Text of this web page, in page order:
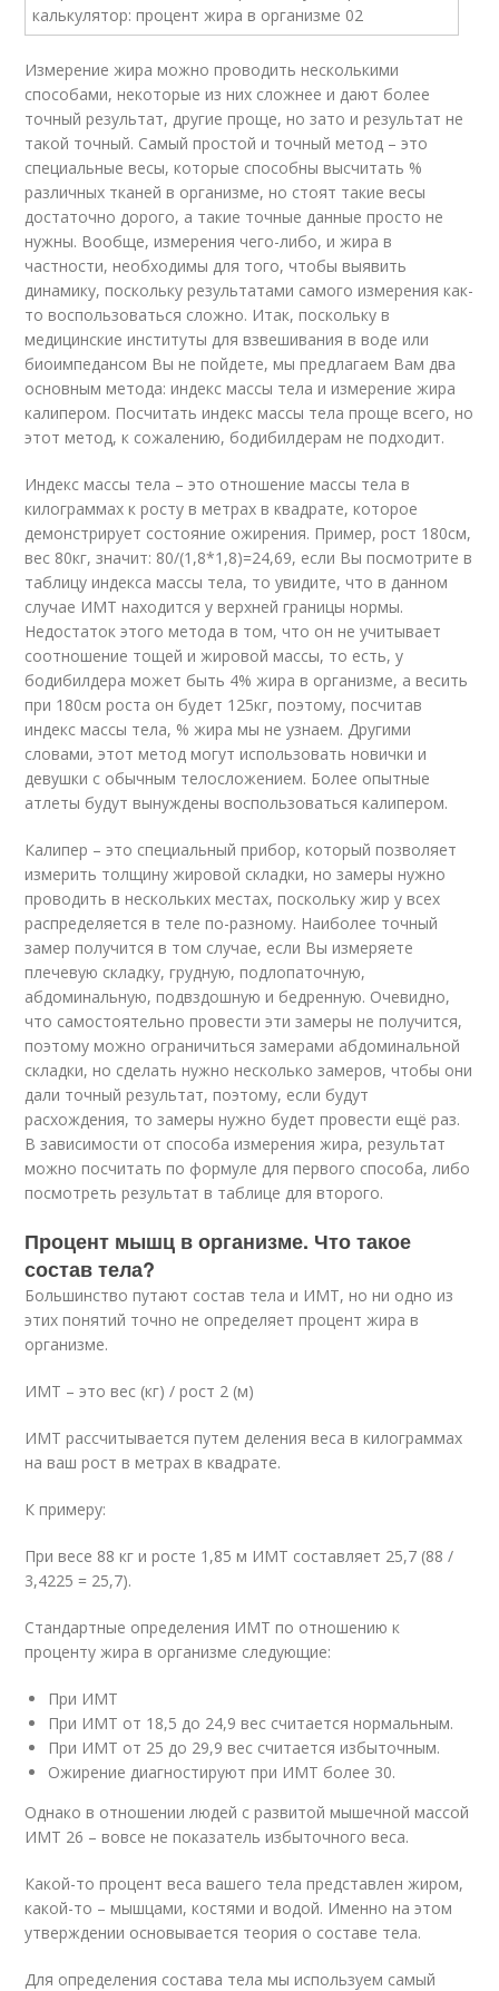
Измерение жира можно проводить несколькими
способами, некоторые из них сложнее и дают более
точный результат, другие проще, но зато и результат не
такой точный. Самый простой и точный метод – это
специальные весы, которые способны высчитать %
различных тканей в организме, но стоят такие весы
достаточно дорого, а такие точные данные просто не
нужны. Вообще, измерения чего-либо, и жира в
частности, необходимы для того, чтобы выявить
динамику, поскольку результатами самого измерения как-
то воспользоваться сложно. Итак, поскольку в
медицинские институты для взвешивания в воде или
биоимпедансом Вы не пойдете, мы предлагаем Вам два
основным метода: индекс массы тела и измерение жира
калипером. Посчитать индекс массы тела проще всего, но
этот метод, к сожалению, бодибилдерам не подходит.
Индекс массы тела – это отношение массы тела в
килограммах к росту в метрах в квадрате, которое
демонстрирует состояние ожирения. Пример, рост 180см,
вес 80кг, значит: 80/(1,8*1,8)=24,69, если Вы посмотрите в
таблицу индекса массы тела, то увидите, что в данном
случае ИМТ находится у верхней границы нормы.
Недостаток этого метода в том, что он не учитывает
соотношение тощей и жировой массы, то есть, у
бодибилдера может быть 4% жира в организме, а весить
при 180см роста он будет 125кг, поэтому, посчитав
индекс массы тела, % жира мы не узнаем. Другими
словами, этот метод могут использовать новички и
девушки с обычным телосложением. Более опытные
атлеты будут вынуждены воспользоваться калипером.
Калипер – это специальный прибор, который позволяет
измерить толщину жировой складки, но замеры нужно
проводить в нескольких местах, поскольку жир у всех
распределяется в теле по-разному. Наиболее точный
замер получится в том случае, если Вы измеряете
плечевую складку, грудную, подлопаточную,
абдоминальную, подвздошную и бедренную. Очевидно,
что самостоятельно провести эти замеры не получится,
поэтому можно ограничиться замерами абдоминальной
складки, но сделать нужно несколько замеров, чтобы они
дали точный результат, поэтому, если будут
расхождения, то замеры нужно будет провести ещё раз.
В зависимости от способа измерения жира, результат
можно посчитать по формуле для первого способа, либо
посмотреть результат в таблице для второго.
Процент мышц в организме. Что такое
состав тела?
Большинство путают состав тела и ИМТ, но ни одно из
этих понятий точно не определяет процент жира в
организме.
ИМТ – это вес (кг) / рост 2 (м)
ИМТ рассчитывается путем деления веса в килограммах
на ваш рост в метрах в квадрате.
К примеру:
При весе 88 кг и росте 1,85 м ИМТ составляет 25,7 (88 /
3,4225 = 25,7).
Стандартные определения ИМТ по отношению к
проценту жира в организме следующие:
При ИМТ
При ИМТ от 18,5 до 24,9 вес считается нормальным.
При ИМТ от 25 до 29,9 вес считается избыточным.
Ожирение диагностируют при ИМТ более 30.
Однако в отношении людей с развитой мышечной массой
ИМТ 26 – вовсе не показатель избыточного веса.
Какой-то процент веса вашего тела представлен жиром,
какой-то – мышцами, костями и водой. Именно на этом
утверждении основывается теория о составе тела.
Для определения состава тела мы используем самый